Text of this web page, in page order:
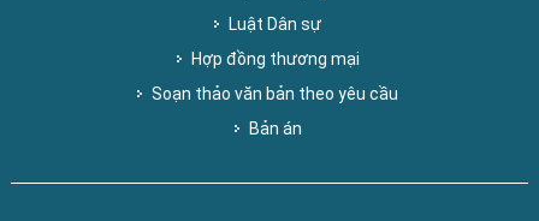
Luật Dân sự
Hợp đồng thương mại
Soạn thảo văn bản theo yêu cầu
Bản án